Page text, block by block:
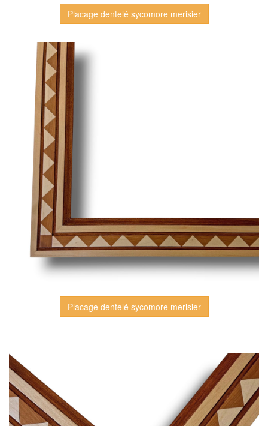
Placage dentelé sycomore merisier
Placage dentelé sycomore merisier